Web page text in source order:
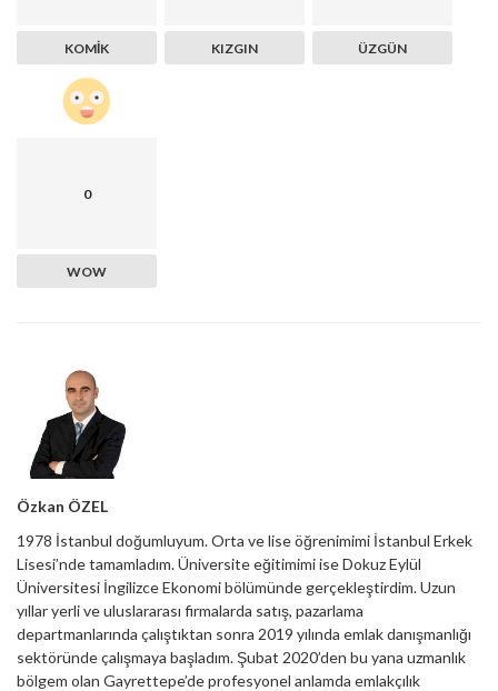
KOMIK KIZGIN ÜZGÜN
0
WOW
Özkan ÖZEL
1978 İstanbul doğumluyum. Orta ve lise öğrenimimi İstanbul Erkek
Lisesi’nde tamamladım. Üniversite eğitimimi ise Dokuz Eylül
Üniversitesi İngilizce Ekonomi bölümünde gerçekleştirdim. Uzun
yıllar yerli ve uluslararası firmalarda satış, pazarlama
departmanlarında çalıştıktan sonra 2019 yılında emlak danışmanlığı
sektöründe çalışmaya başladım. Şubat 2020’den bu yana uzmanlık
bölgem olan Gayrettepe’de profesyonel anlamda emlakçılık